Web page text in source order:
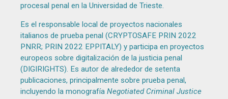
procesal penal en la Universidad de Trieste.
Es el responsable local de proyectos nacionales
italianos de prueba penal (CRYPTOSAFE PRIN 2022
PNRR; PRIN 2022 EPPITALY) y participa en proyectos
europeos sobre digitalización de la justicia penal
(DIGIRIGHTS). Es autor de alrededor de setenta
publicaciones, principalmente sobre prueba penal,
incluyendo la monografía Negotiated Criminal Justice